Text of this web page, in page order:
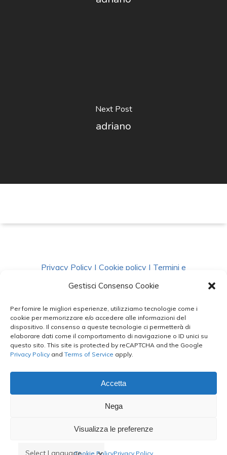
Gestisci Consenso Cookie
Per fornire le migliori esperienze, utilizziamo tecnologie come i
cookie per memorizzare e/o accedere alle informazioni del
dispositivo. Il consenso a queste tecnologie ci permetterà di
elaborare dati come il comportamento di navigazione o ID unici su
questo sito. This site is protected by reCAPTCHA and the Google
Privacy Policy and Terms of Service apply.
Accetta
Nega
Visualizza le preferenze
Cookie PolicyPrivacy Policy
Next Post
adriano
Privacy Policy | Cookie policy | Termini e
Condizioni|Richiedi Dati
facebook instagram whatsappphone
email
Le Bontà del Capo ©